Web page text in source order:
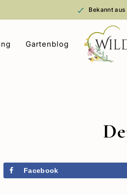
Bekannt aus
Gartenblog
Facebook